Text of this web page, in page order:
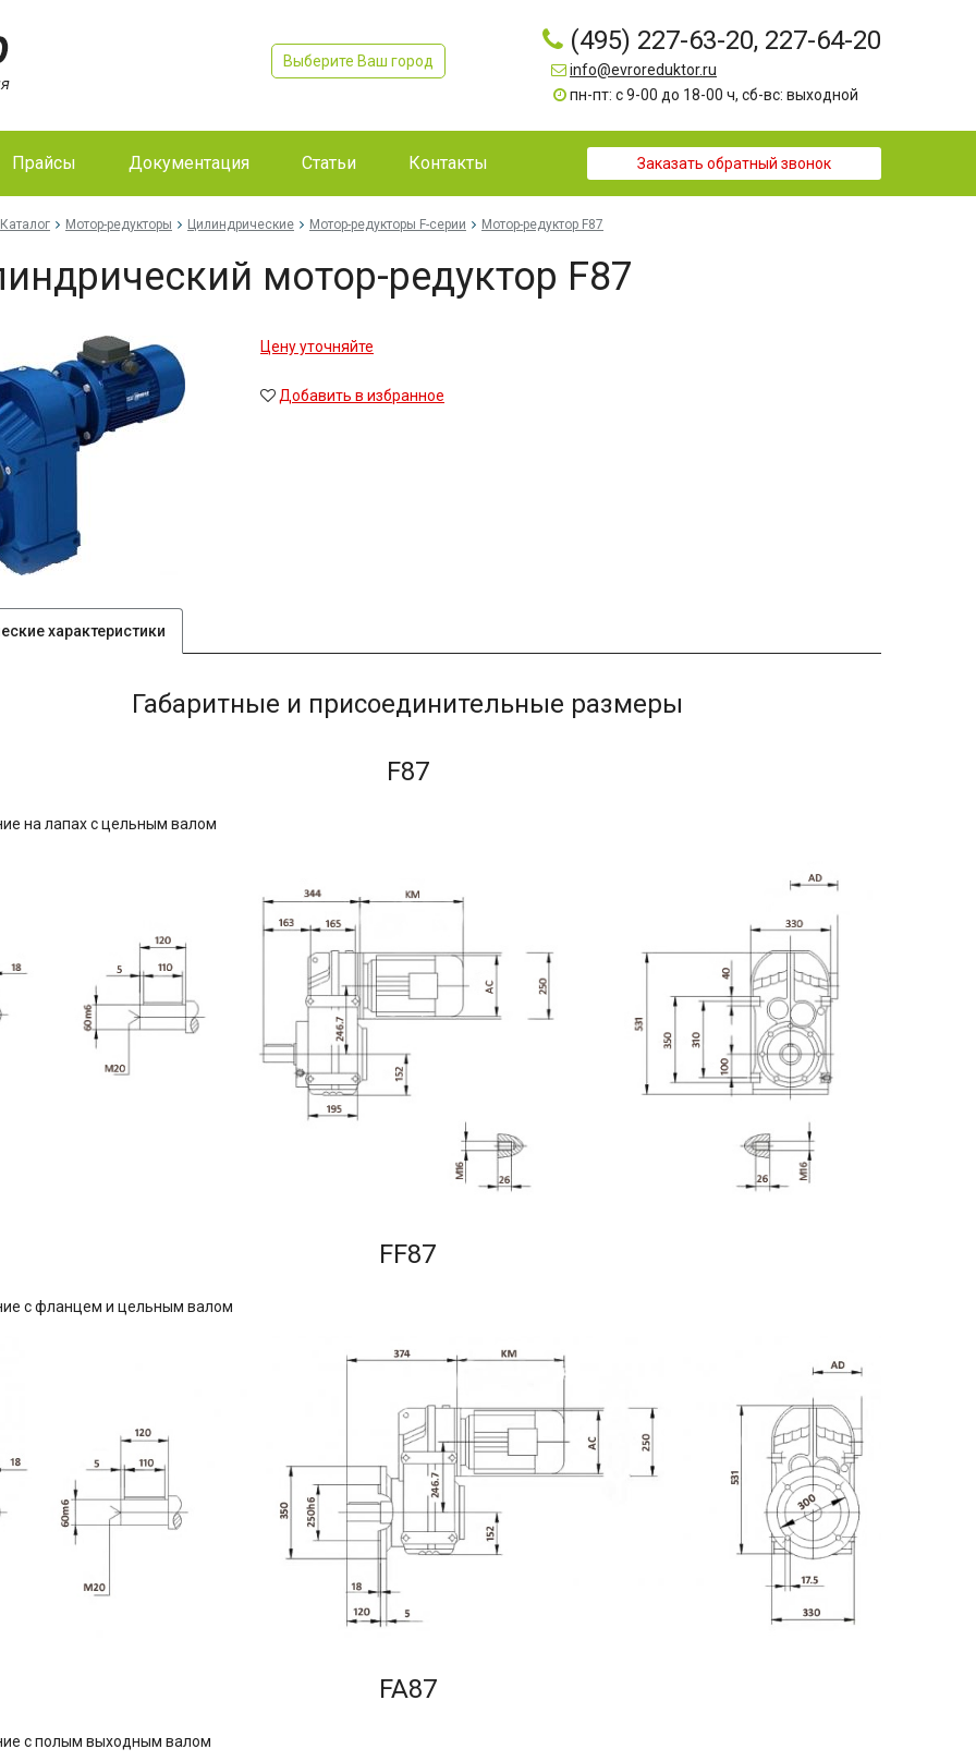
Выберите Ваш город
(495) 227-63-20, 227-64-20
info@evroreduktor.ru
пн-пт: с 9-00 до 18-00 ч, сб-вс: выходной
Прайсы Документация Статьи Контакты Заказать обратный звонок
Каталог Мотор-редукторы Цилиндрические Мотор-редукторы F-серии Мотор-редуктор F87
мотор-редуктор F87
Цену уточняйте
Добавить в избранное
характеристики
Габаритные и присоединительные размеры
F87
на лапах с цельным валом
FF87
с фланцем и цельным валом
FA87
с полым выходным валом